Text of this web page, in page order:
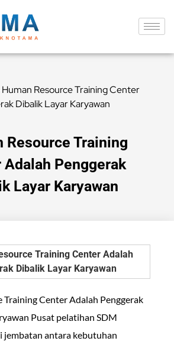
Human Resource Training Center
Dibalik Layar Karyawan
Resource Training
Adalah Penggerak
Layar Karyawan
Training Center Adalah Penggerak
Pusat pelatihan SDM
jembatan antara kebutuhan